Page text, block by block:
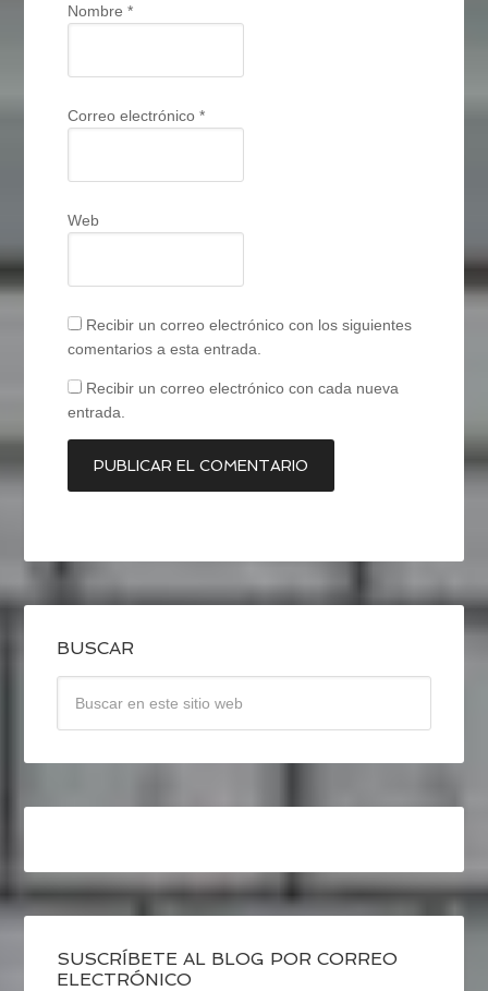
Nombre*
Correo electrónico*
Web
Recibir un correo electrónico con los siguientes
comentarios a esta entrada.
Recibir un correo electrónico con cada nueva
entrada.
BUSCAR
SUSCRÍBETE AL BLOG POR CORREO
ELECTRÓNICO